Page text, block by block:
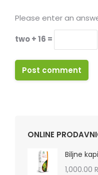
Please enter an
two + 16 =
Post comment
ONLINE
Biljne
1,000.00